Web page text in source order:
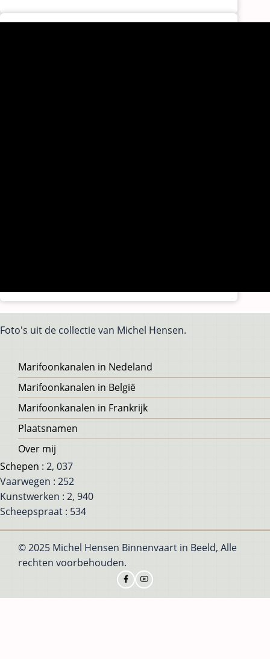
Foto's uit de collectie van Michel Hensen.
Voet
Marifoonkanalen in Nedeland
Marifoonkanalen in België
Marifoonkanalen in Frankrijk
Plaatsnamen
Over mij
Schepen : 2, 037
Vaarwegen : 252
Kunstwerken : 2, 940
Scheepspraat : 534
© 2025 Michel Hensen Binnenvaart in Beeld, Alle
rechten voorbehouden.